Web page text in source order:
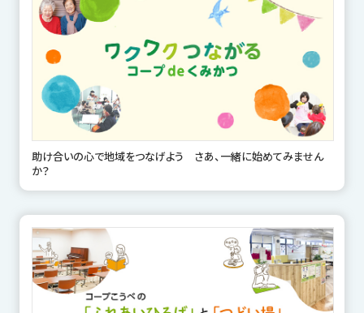
助け合いの心で地域をつなげよう さあ、一緒に始めてみません
か？